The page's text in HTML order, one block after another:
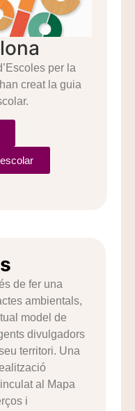
per la
creat la guia
de fer una
ambientals,
model de
divulgadors
territori. Una
al Mapa
i